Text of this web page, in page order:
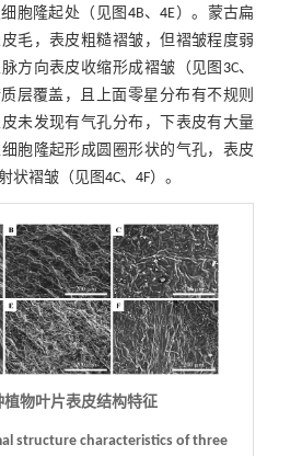
胞隆起处（见图 4B、4E）。蒙古扁
毛，表皮粗糙褶皱，但褶皱程度弱
方向表皮收缩形成褶皱（见图 3C、
层覆盖，且上面零星分布有不规则
未发现有气孔分布，下表皮有大量
胞隆起形成圆圈形状的气孔，表皮
状褶皱（见图4C、 4F）。
植物叶片表皮结构特征
structure characteristics of three